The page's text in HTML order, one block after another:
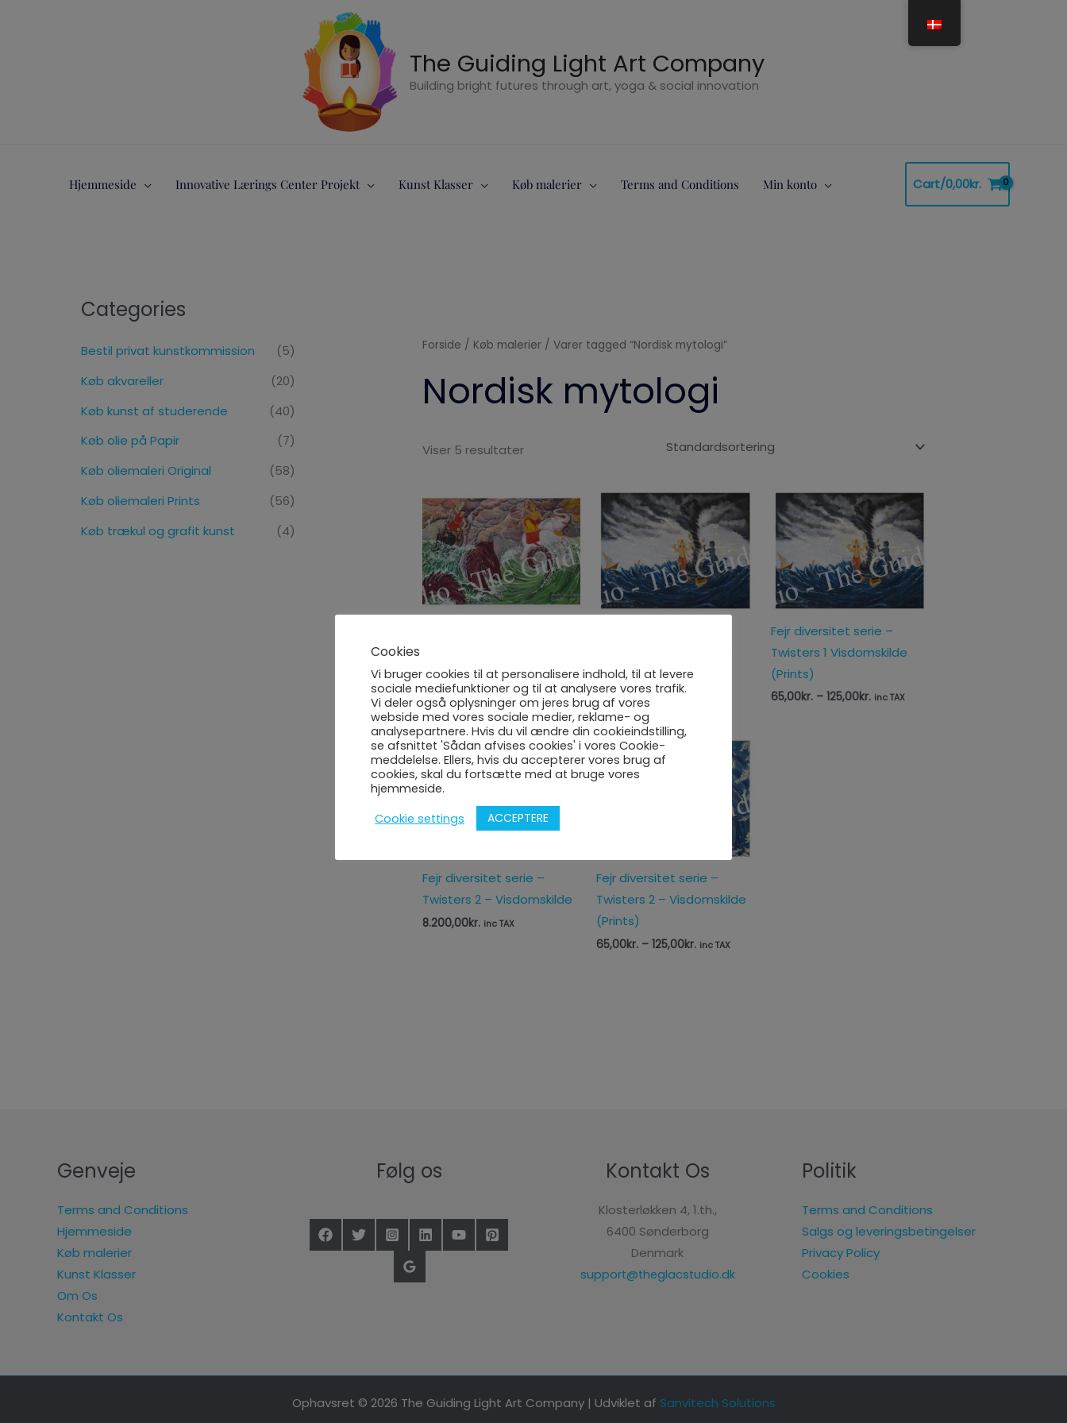
The Guiding Light Art Company
Building bright futures through art, yoga & social innovation
Hjemmeside Innovative Lærings Center Projekt Kunst Klasser Køb malerier Terms and Conditions Min konto Cart/0,00kr.
Categories
Bestil privat kunstkommission
(5)
Køb akvareller
(20)
Køb kunst af studerende
(40)
Køb olie på Papir
(7)
Køb oliemaleri Original
(58)
Køb oliemaleri Prints
(56)
Køb trækul og grafit kunst
(4)
Forside / Køb malerier / Varer tagged “Nordisk mytologi”
Nordisk mytologi
Viser 5 resultater
65,00kr. – 125,00kr.
Prisinterval:
65,00kr.
til
125,00kr.
inc TAX 7.900,00 kr. inc TAX
Fejr diversitet serie –
Twisters 1 Visdomskilde
(Prints)
65,00kr. – 125,00kr.
Prisinterval:
65,00kr.
til
125,00kr.
inc TAX
Fejr diversitet serie –
Twisters 2 – Visdomskilde
8.200,00kr. inc TAX
Fejr diversitet serie –
Twisters 2 – Visdomskilde
(Prints)
65,00kr. – 125,00kr.
Prisinterval:
65,00kr.
125,00kr.
inc TAX
Genveje
Terms and Conditions
Hjemmeside
Køb malerier
Kunst Klasser
Om Os
Kontakt Os
Følg os Kontakt Os
Klosterløkken 4, 1.th.,
6400 Sønderborg
Denmark
support@theglacstudio.dk
Politik
Terms and Conditions
Salgs og leveringsbetingelser
Privacy Policy
Cookies
Ophavsret © 2026 The Guiding Light Art Company | Udviklet af Sanvitech Solutions
Cookies
Vi bruger cookies til at personalisere indhold, til at levere
sociale mediefunktioner og til at analysere vores trafik.
Vi deler også oplysninger om jeres brug af vores
webside med vores sociale medier, reklame- og
analysepartnere. Hvis du vil ændre din cookieindstilling,
se afsnittet 'Sådan afvises cookies' i vores Cookie-
meddelelse. Ellers, hvis du accepterer vores brug af
cookies, skal du fortsætte med at bruge vores
hjemmeside.
Cookie settings
ACCEPTERE